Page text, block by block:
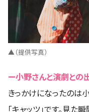
▲（提供写真）
ー小野さんと演劇との
きっかけになったのは
「キャッツ」です。見